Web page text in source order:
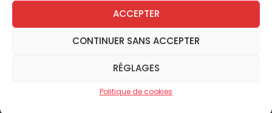
ACCEPTER
CONTINUER SANS ACCEPTER
RÉGLAGES
Politique de cookies
La naturalité de l’État
« juste autonomie des réalités terrestres »
« Rendez à César ce qui est à